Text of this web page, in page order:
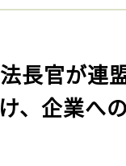
長官が連
、企業へ